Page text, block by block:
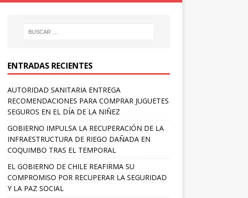
ENTRADAS RECIENTES
AUTORIDAD SANITARIA ENTREGA
RECOMENDACIONES PARA COMPRAR JUGUETES
SEGUROS EN EL DÍA DE LA NIÑEZ
GOBIERNO IMPULSA LA RECUPERACIÓN DE LA
INFRAESTRUCTURA DE RIEGO DAÑADA EN
COQUIMBO TRAS EL TEMPORAL
EL GOBIERNO DE CHILE REAFIRMA SU
COMPROMISO POR RECUPERAR LA SEGURIDAD
Y LA PAZ SOCIAL